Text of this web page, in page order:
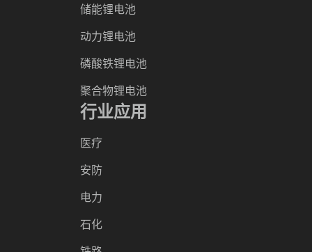
储能锂电池
动力锂电池
磷酸铁锂电池
聚合物锂电池
行业应用
医疗
安防
电力
石化